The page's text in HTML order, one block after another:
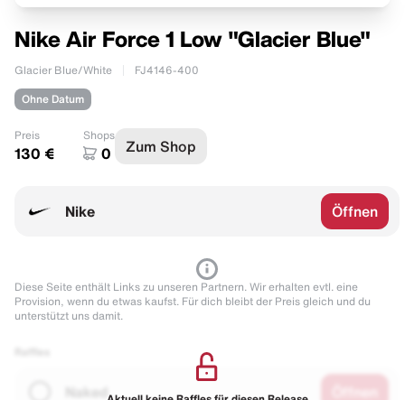
Nike Air Force 1 Low "Glacier Blue"
Glacier Blue/White FJ4146-400
Ohne Datum
Preis
130 €
Shops
0 Zum Shop
Nike Öffnen
Diese Seite enthält Links zu unseren Partnern. Wir erhalten evtl. eine
Provision, wenn du etwas kaufst. Für dich bleibt der Preis gleich und du
unterstützt uns damit.
Naked